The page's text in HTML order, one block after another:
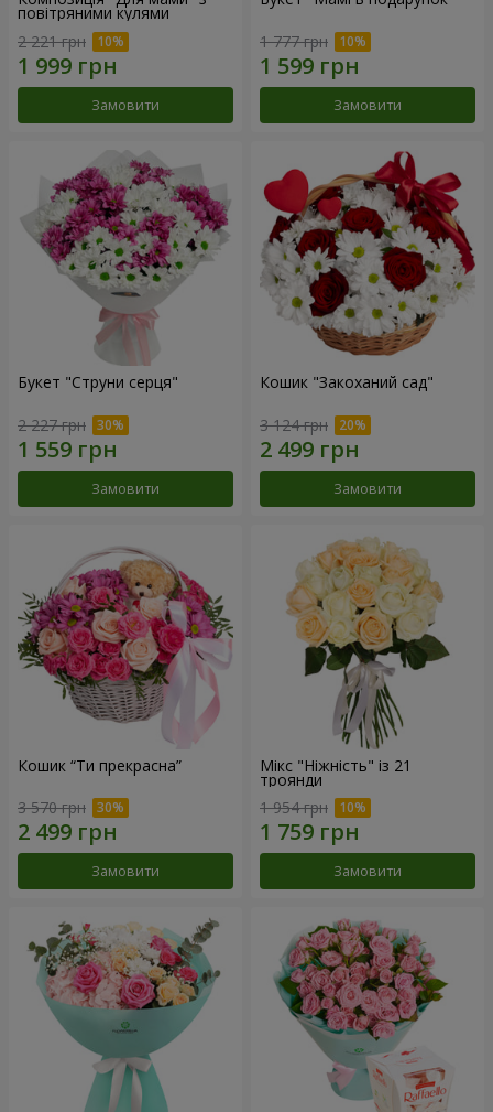
повітряними кулями
2 221 грн
Замовити
1 777 грн
Замовити
Букет "Струни серця"
2 227 грн
Замовити
Кошик "Закоханий сад"
3 124 грн
Замовити
Кошик “Ти прекрасна”
3 570 грн
Замовити
Мікс "Ніжність" із 21
троянди
1 954 грн
Замовити